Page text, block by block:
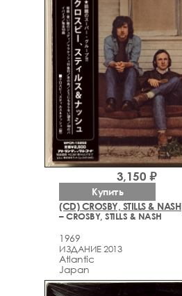
(CD) CROSBY, STILLS & NASH
– CROSBY, STILLS & NASH
1969
ИЗДАНИЕ 2013
Atlantic
Japan
3,150 ₽
Купить